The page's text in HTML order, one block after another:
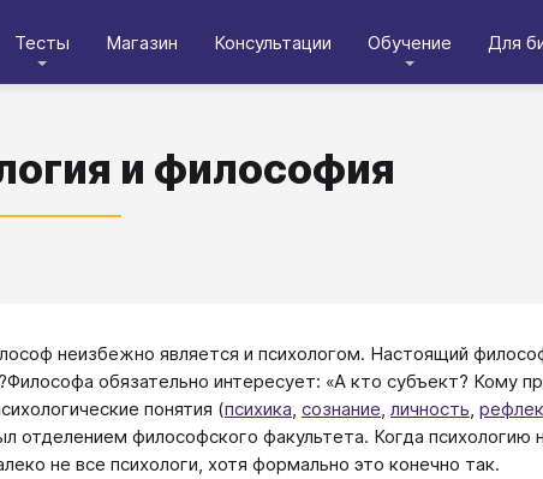
Тесты Магазин Консультации Обучение Для
и философия
неизбежно является и психологом. Настоящий
обязательно интересует: «А кто субъект? Кому
понятия (психика, сознание, личность,
отделением философского факультета. Когда
не все психологи, хотя формально это конечно так.